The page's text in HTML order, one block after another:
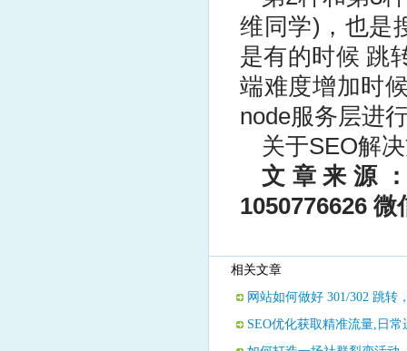
维同学)，也是
是有的时候 跳
端难度增加时
node服务层进
关于SEO解
文章来源
1050776626 微
相关文章
网站如何做好 301/302 跳转
SEO优化获取精准流量,日